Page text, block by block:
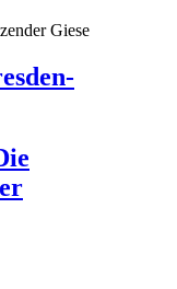
Giese